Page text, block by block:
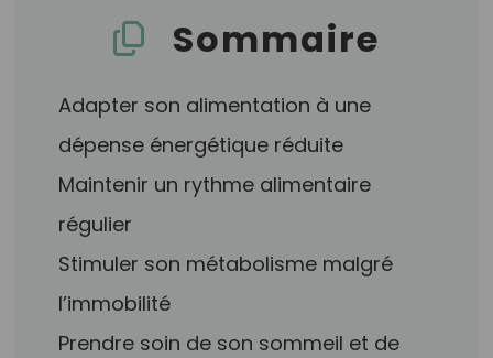
Sommaire
Adapter son alimentation à une
dépense énergétique réduite
Maintenir un rythme alimentaire
régulier
Stimuler son métabolisme malgré
l’immobilité
Prendre soin de son sommeil et de